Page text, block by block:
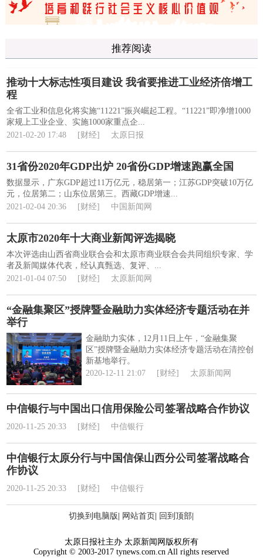
推荐阅读
推动十大标志性项目建设 我省要推进工业经济倍增工
程
全省工业和信息化将实施“11221”振兴崛起工程。“11221”即净增1000
家规上工业企业、实施1000家重点企...
2021-02-20 17:48
[财经] 太原日报
31省份2020年GDP出炉 20省份GDP增速跑赢全国
数据显示，广东GDP超过11万亿元，稳居第一；江苏GDP突破10万亿
元，位居第二；山东位居第三。西藏GDP增速...
2021-02-04 20:36
[财经] 中国新闻网
太原市2020年十大商业新闻评选揭晓
本次评选由山西省商业联合会和太原市商业联合会共同组织专家、学
者及新闻媒体代表，经认真甄选、复评、...
2021-01-04 07:50
[财经] 太原新闻网
“金融集聚区”授牌暨金融助力实体经济专题活动在并
举行
金融助力实体，12月11日上午，“金融集聚
区”授牌暨金融助力实体经济专题活动在清控创
新基地举行。
2020-12-11 21:07
[财经] 太原新闻网
中信银行与中国出口信用保险公司签署战略合作协议
2020-11-25 20:33 [财经] 中信银行
中信银行太原分行与中国信保山西分公司签署战略合
作协议
2020-11-25 20:33 [财经] 中信银行
切换到电脑版 网站首页 回到顶部
太原日报社主办 太原新闻网版权所有
Copyright © 2003-2017 tynews.com.cn All rights reserved